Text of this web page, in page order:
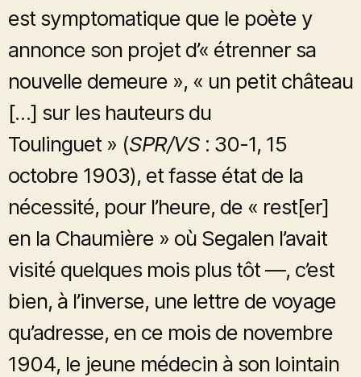
est symptomatique que le poète y
annonce son projet d’« étrenner sa
nouvelle demeure », « un petit château
[…] sur les hauteurs du
Toulinguet » (SPR/VS : 30-1, 15
octobre 1903), et fasse état de la
nécessité, pour l’heure, de « rest[er]
en la Chaumière » où Segalen l’avait
visité quelques mois plus tôt —, c’est
bien, à l’inverse, une lettre de voyage
qu’adresse, en ce mois de novembre
1904, le jeune médecin à son lointain